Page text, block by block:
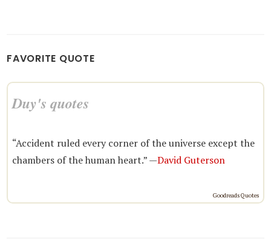
FAVORITE QUOTE
Duy's quotes
“Accident ruled every corner of the universe except the
chambers of the human heart.” —David Guterson
Goodreads Quotes